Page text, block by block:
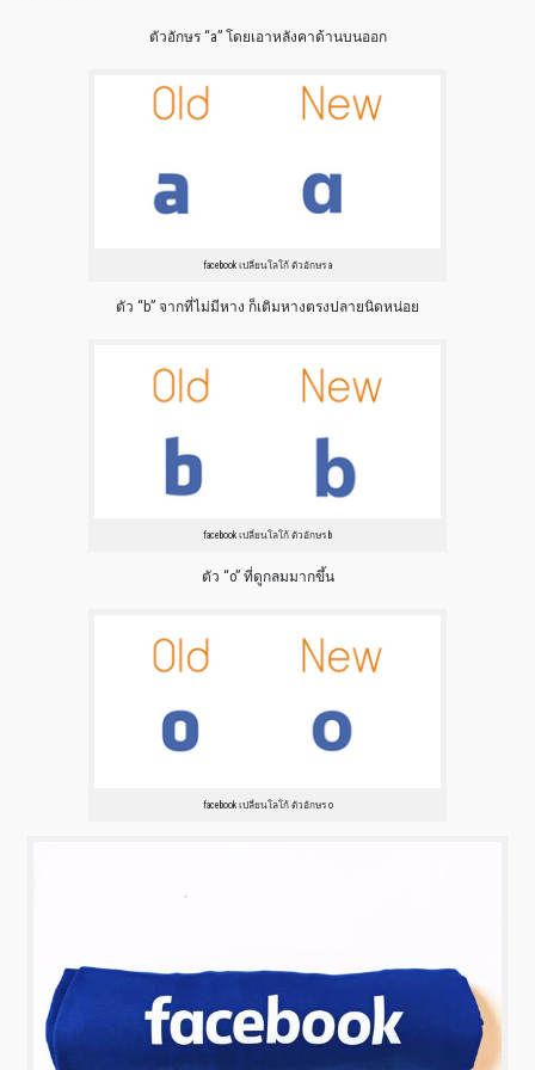
ตัวอักษร “a” โดยเอาหลังคาด้านบนออก
facebook เปลี่ยนโลโก้ ตัวอักษร a
ตัว “b” จากที่ไม่มีหาง ก็เติมหางตรงปลายนิดหน่อย
facebook เปลี่ยนโลโก้ ตัวอักษร b
ตัว “o” ที่ดูกลมมากขึ้น
facebook เปลี่ยนโลโก้ ตัวอักษร o